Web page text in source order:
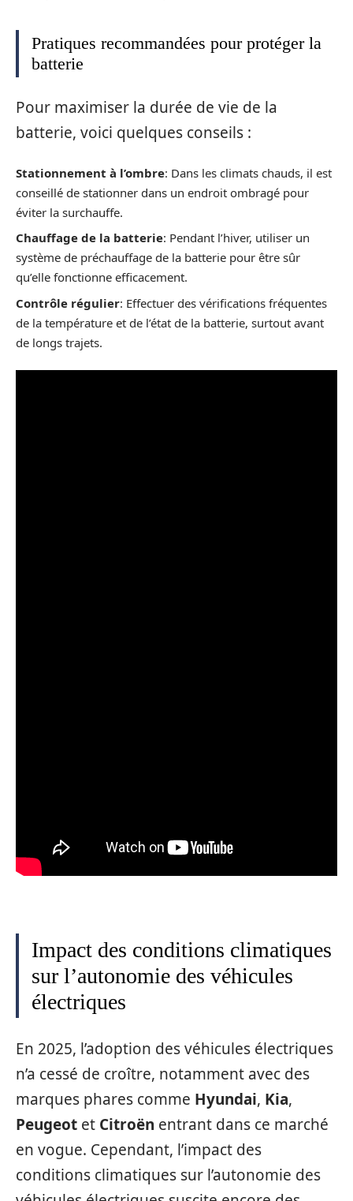
Pratiques recommandées pour protéger la
batterie
Pour maximiser la durée de vie de la
batterie, voici quelques conseils :
Stationnement à l’ombre: Dans les climats chauds, il est
conseillé de stationner dans un endroit ombragé pour
éviter la surchauffe.
Chauffage de la batterie: Pendant l’hiver, utiliser un
système de préchauffage de la batterie pour être sûr
qu’elle fonctionne efficacement.
Contrôle régulier: Effectuer des vérifications fréquentes
de la température et de l’état de la batterie, surtout avant
de longs trajets.
Impact des conditions climatiques
sur l’autonomie des véhicules
électriques
En 2025, l’adoption des véhicules électriques
n’a cessé de croître, notamment avec des
marques phares comme Hyundai, Kia,
Peugeot et Citroën entrant dans ce marché
en vogue. Cependant, l’impact des
conditions climatiques sur l’autonomie des